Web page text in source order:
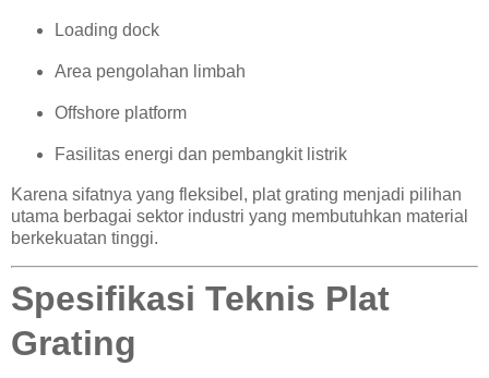
Loading dock
Area pengolahan limbah
Offshore platform
Fasilitas energi dan pembangkit listrik
Karena sifatnya yang fleksibel, plat grating menjadi pilihan
utama berbagai sektor industri yang membutuhkan material
berkekuatan tinggi.
Spesifikasi Teknis Plat
Grating